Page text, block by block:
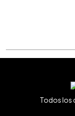
Todos los